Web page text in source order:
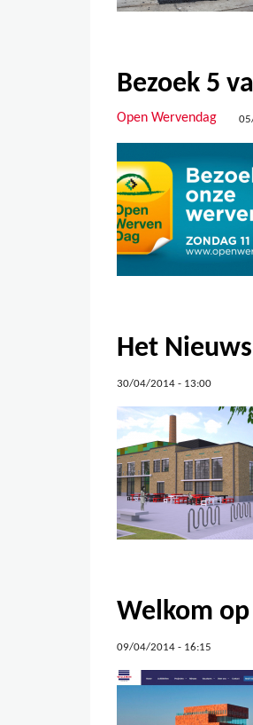
Bezoek 5
Open Wervendag
Het
30/04/2014 - 13:00
Welkom
09/04/2014 - 16:15